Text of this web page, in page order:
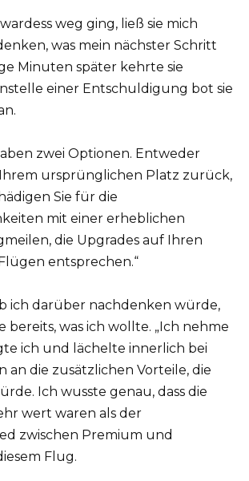
weg ging, ließ sie mich
was mein nächster Schritt
Minuten später kehrte sie
einer Entschuldigung bot sie
zwei Optionen. Entweder
ursprünglichen Platz zurück,
Sie für die
mit einer erheblichen
die Upgrades auf Ihren
entsprechen.“
ich darüber nachdenken würde,
bereits, was ich wollte. „Ich nehme
ich und lächelte innerlich bei
an die zusätzlichen Vorteile, die
Ich wusste genau, dass die
wert waren als der
zwischen Premium und
Flug.